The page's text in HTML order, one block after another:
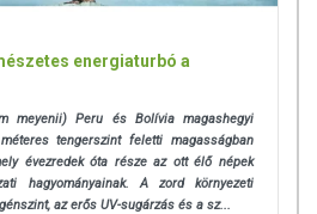
levő európai uniós szabályozás
amelyek a hagyományos étrend
koncentrált formában tartalmaznak
kiegészítők kedvező élettani hatással
egyénenként eltérő lehet, jelölésük,
során nem engedélyezett a
energiaturbó a
meyenii) Peru és Bolívia magashegyi
tengerszint feletti magasságban
évezredek óta része az ott élő népek
hagyományainak. A zord környezeti
az erős UV-sugárzás és a sz...